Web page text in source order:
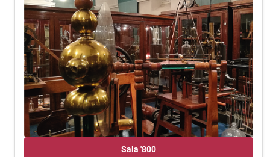
Sala '800